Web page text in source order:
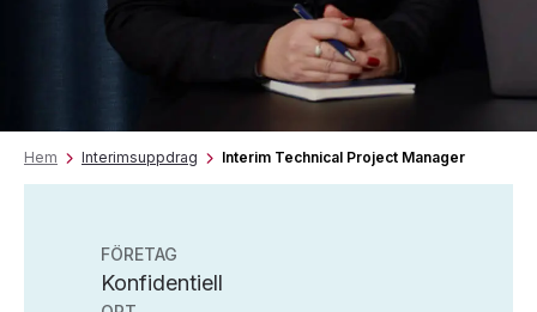
Hem Interimsuppdrag Interim Technical Project Manager
FÖRETAG
Konfidentiell